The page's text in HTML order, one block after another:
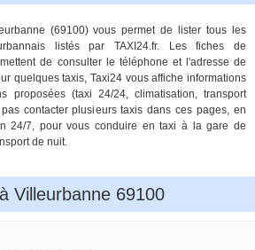
(69100) vous permet de lister tous les
listés par TAXI24.fr. Les fiches de
de consulter le téléphone et l'adresse de
quelques taxis, Taxi24 vous affiche informations
proposées (taxi 24/24, climatisation, transport
contacter plusieurs taxis dans ces pages, en
24/7, pour vous conduire en taxi à la gare de
de nuit.
Villeurbanne 69100